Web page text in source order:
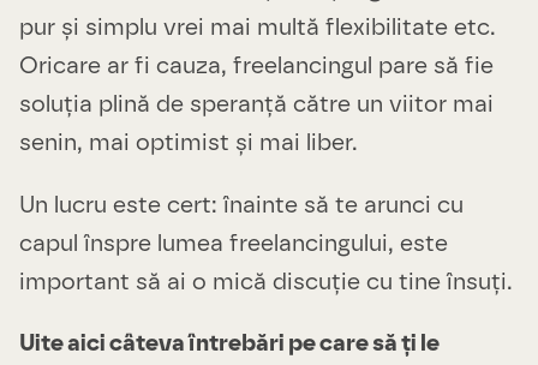
pur și simplu vrei mai multă flexibilitate etc.
Oricare ar fi cauza, freelancingul pare să fie
soluția plină de speranță către un viitor mai
senin, mai optimist și mai liber.
Un lucru este cert: înainte să te arunci cu
capul înspre lumea freelancingului, este
important să ai o mică discuție cu tine însuți.
Uite aici câteva întrebări pe care să ți le